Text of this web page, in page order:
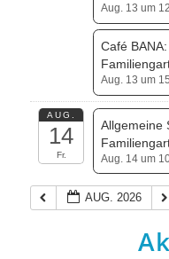
Aug. 13 um
Café
Aug. 13 um
AUG.
14
Fr.
Allgemeine
Aug. 14 um
AUG. 2026